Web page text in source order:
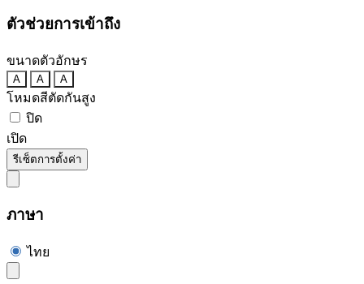
ตัวช่วยการเข้าถึง
ขนาดตัวอักษร
A A A
โหมดสีตัดกันสูง
ปิด
เปิด
รีเซ็ตการตั้งค่า
ภาษา
ไทย